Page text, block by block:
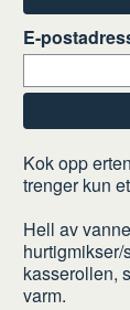
E-
Slik
gjør
du
Kok opp
trenger kun
Hell av
kasserollen,
varm.